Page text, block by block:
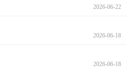
2026-06-22
2026-06-18
2026-06-18